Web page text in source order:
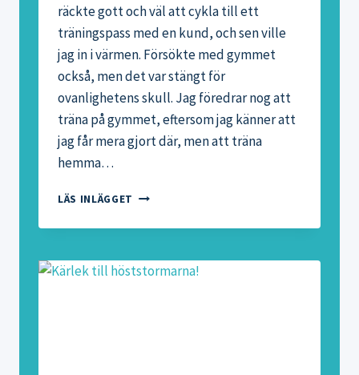
räckte gott och väl att cykla till ett
träningspass med en kund, och sen ville
jag in i värmen. Försökte med gymmet
också, men det var stängt för
ovanlighetens skull. Jag föredrar nog att
träna på gymmet, eftersom jag känner att
jag får mera gjort där, men att träna
hemma…
LÄS INLÄGGET KETTLEBELLTRÄNING
–
PÅ
TRÄNINGSPASS